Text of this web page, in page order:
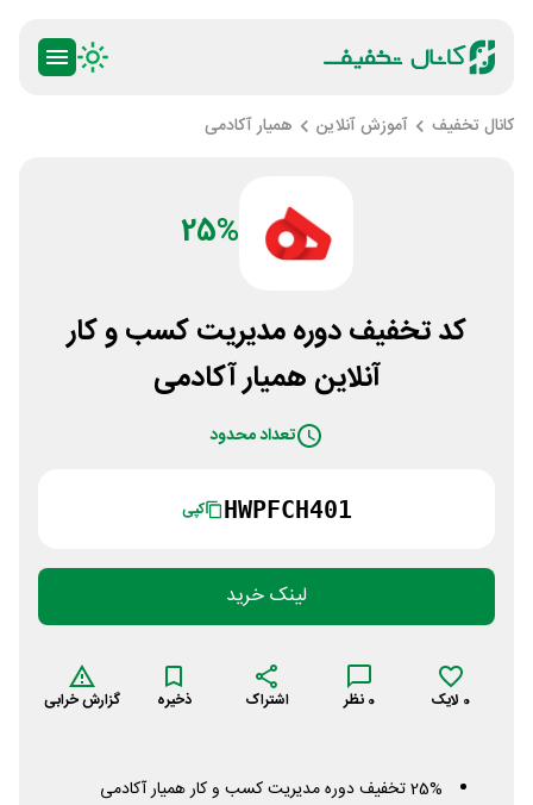
کانال تخفیف آموزش آنلاین همیار آکادمی
25%
کد تخفیف دوره مدیریت کسب و کار
آنلاین همیار آکادمی
تعداد محدود
HWPFCH401 کپی
لینک خرید
0 لایک 0 نظر اشتراک ذخیره گزارش خرابی
25% تخفیف دوره مدیریت کسب و کار همیار آکادمی